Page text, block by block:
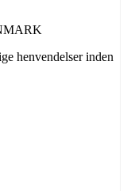
henvendelser inden